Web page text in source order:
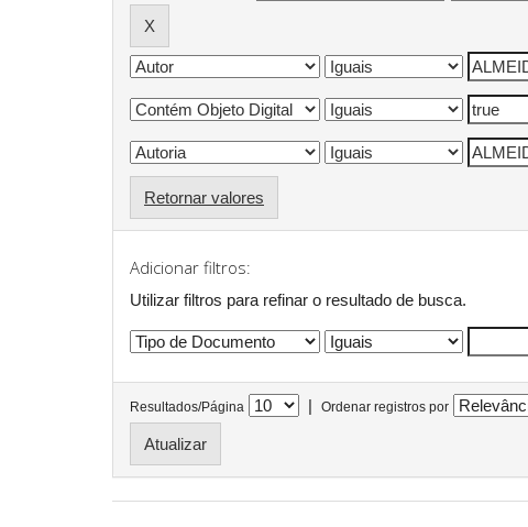
Retornar valores
Adicionar filtros:
Utilizar filtros para refinar o resultado de busca.
Resultados/Página | Ordenar registros por